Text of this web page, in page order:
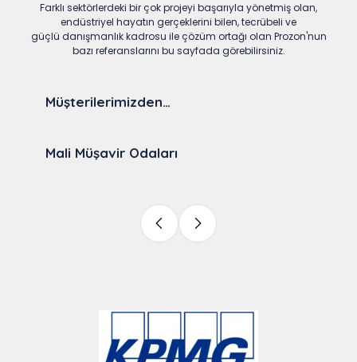
Farklı sektörlerdeki bir çok projeyi başarıyla yönetmiş olan,
endüstriyel hayatın gerçeklerini bilen, tecrübeli ve
güçlü danışmanlık kadrosu ile çözüm ortağı olan Prozon'nun
bazı referanslarını bu sayfada görebilirsiniz.
Müşterilerimizden…
Mali Müşavir Odaları